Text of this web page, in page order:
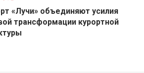
«Лучи» объединяют усилия
трансформации курортной